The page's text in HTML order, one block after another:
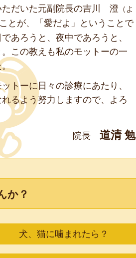
ただいた元副院長の吉川 澄 （よ
とが、「愛だよ」ということで
あろうと、夜中であろうと、
この教えも私のモットーの一
トーに日々の診療にあたり、
るよう努力しますので、よろ
院長 道清 勉
か？
犬、猫に噛まれたら？